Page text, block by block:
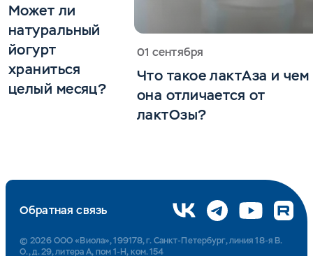
Может ли
натуральный
йогурт
храниться
целый месяц?
01 сентября
Что такое лактАза и чем
она отличается от
лактОзы?
Обратная связь
© 2026 ООО «Виола», 199178, г. Санкт-Петербург, линия 18-я В.
О., д. 29, литера А, пом 1-Н, ком. 154